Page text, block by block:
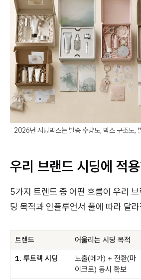
2026년 시딩박스는 발송 수량도, 박스 구조도,
우리 브랜드 시딩에 적
5가지 트렌드 중 어떤 흐름이 우리
딩 목적과 인플루언서 풀에 따라 달
트렌드 어울리는 시딩 목적
1. 투트랙 시딩
노출(메가) + 전환(마
이크로) 동시 확보